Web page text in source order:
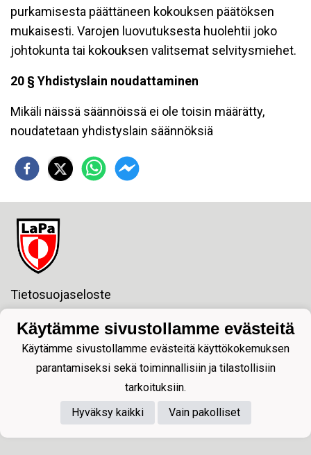
purkamisesta päättäneen kokouksen päätöksen
mukaisesti. Varojen luovutuksesta huolehtii joko
johtokunta tai kokouksen valitsemat selvitysmiehet.
20 § Yhdistyslain noudattaminen
Mikäli näissä säännöissä ei ole toisin määrätty,
noudatetaan yhdistyslain säännöksiä
Tietosuojaseloste
Fc LaPa ry
Y-tunnus:1811138-2
sposti:lapajuniorit@gmail.com
Postiosoite:
Pormestarinkatu 6 2 krs.
53100 LAPPEENRANTA
Käytämme sivustollamme evästeitä
Käytämme sivustollamme evästeitä käyttökokemuksen
parantamiseksi sekä toiminnallisiin ja tilastollisiin
tarkoituksiin.
Hyväksy kaikki
Vain pakolliset